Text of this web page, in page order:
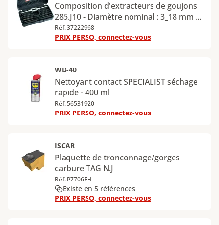
Composition d'extracteurs de goujons
285.J10 - Diamètre nominal : 3_18 mm -
Plage d'extraction : 3_18 mm
Réf. 37222968
PRIX PERSO, connectez-vous
WD-40
Nettoyant contact SPECIALIST séchage
rapide - 400 ml
Réf. 56531920
PRIX PERSO, connectez-vous
ISCAR
Plaquette de tronconnage/gorges
carbure TAG N.J
Réf. P7706FH
Existe en 5 références
PRIX PERSO, connectez-vous